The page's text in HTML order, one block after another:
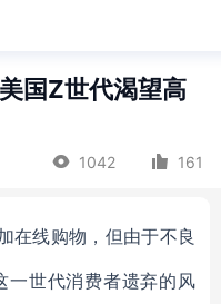
国Z世代渴望高
1042 161
在线购物，但由于不良
一世代消费者遗弃的风